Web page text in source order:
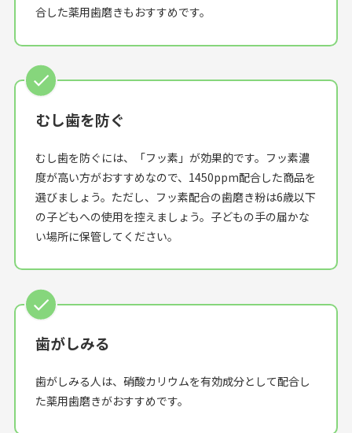
合した薬用歯磨きもおすすめです。
むし歯を防ぐ
むし歯を防ぐには、「フッ素」が効果的です。フッ素濃
度が高い方がおすすめなので、1450ppm配合した商品を
選びましょう。ただし、フッ素配合の歯磨き粉は6歳以下
の子どもへの使用を控えましょう。子どもの手の届かな
い場所に保管してください。
歯がしみる
歯がしみる人は、硝酸カリウムを有効成分として配合し
た薬用歯磨きがおすすめです。